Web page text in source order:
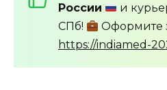
России
и
СПб!
Оформите
https://indiamed-